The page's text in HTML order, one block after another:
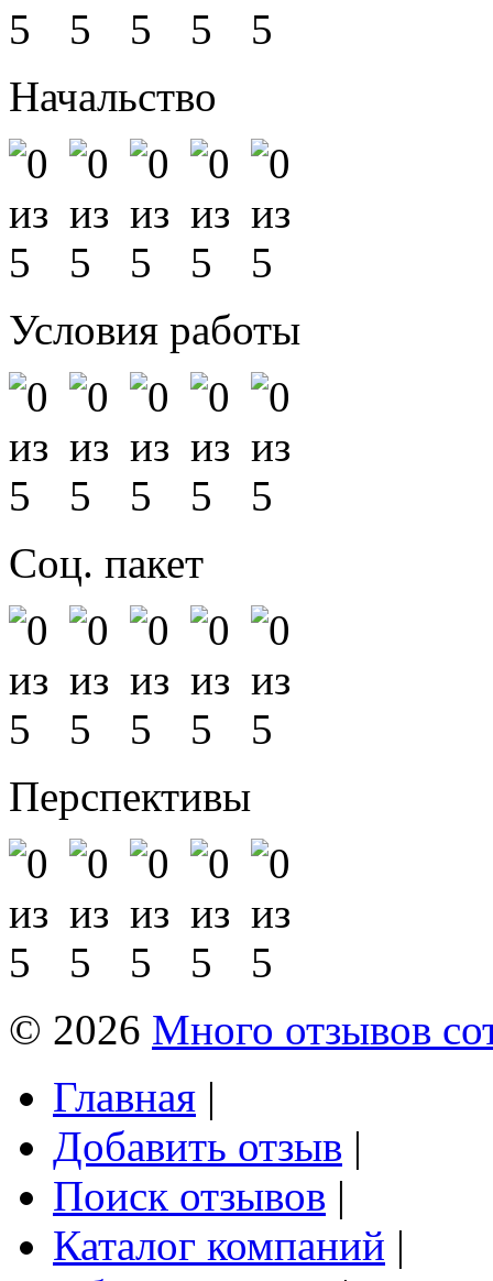
Начальство
Условия работы
Соц. пакет
Перспективы
© 2026 Много отзывов
Главная |
Добавить отзыв |
Поиск отзывов |
Каталог компаний |